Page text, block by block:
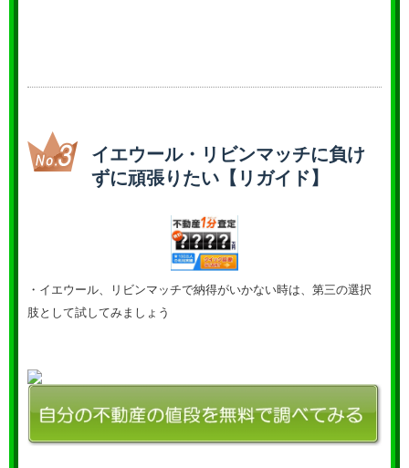
イエウール・リビンマッチに負け
ずに頑張りたい【リガイド】
・イエウール、リビンマッチで納得がいかない時は、第三の選択
肢として試してみましょう